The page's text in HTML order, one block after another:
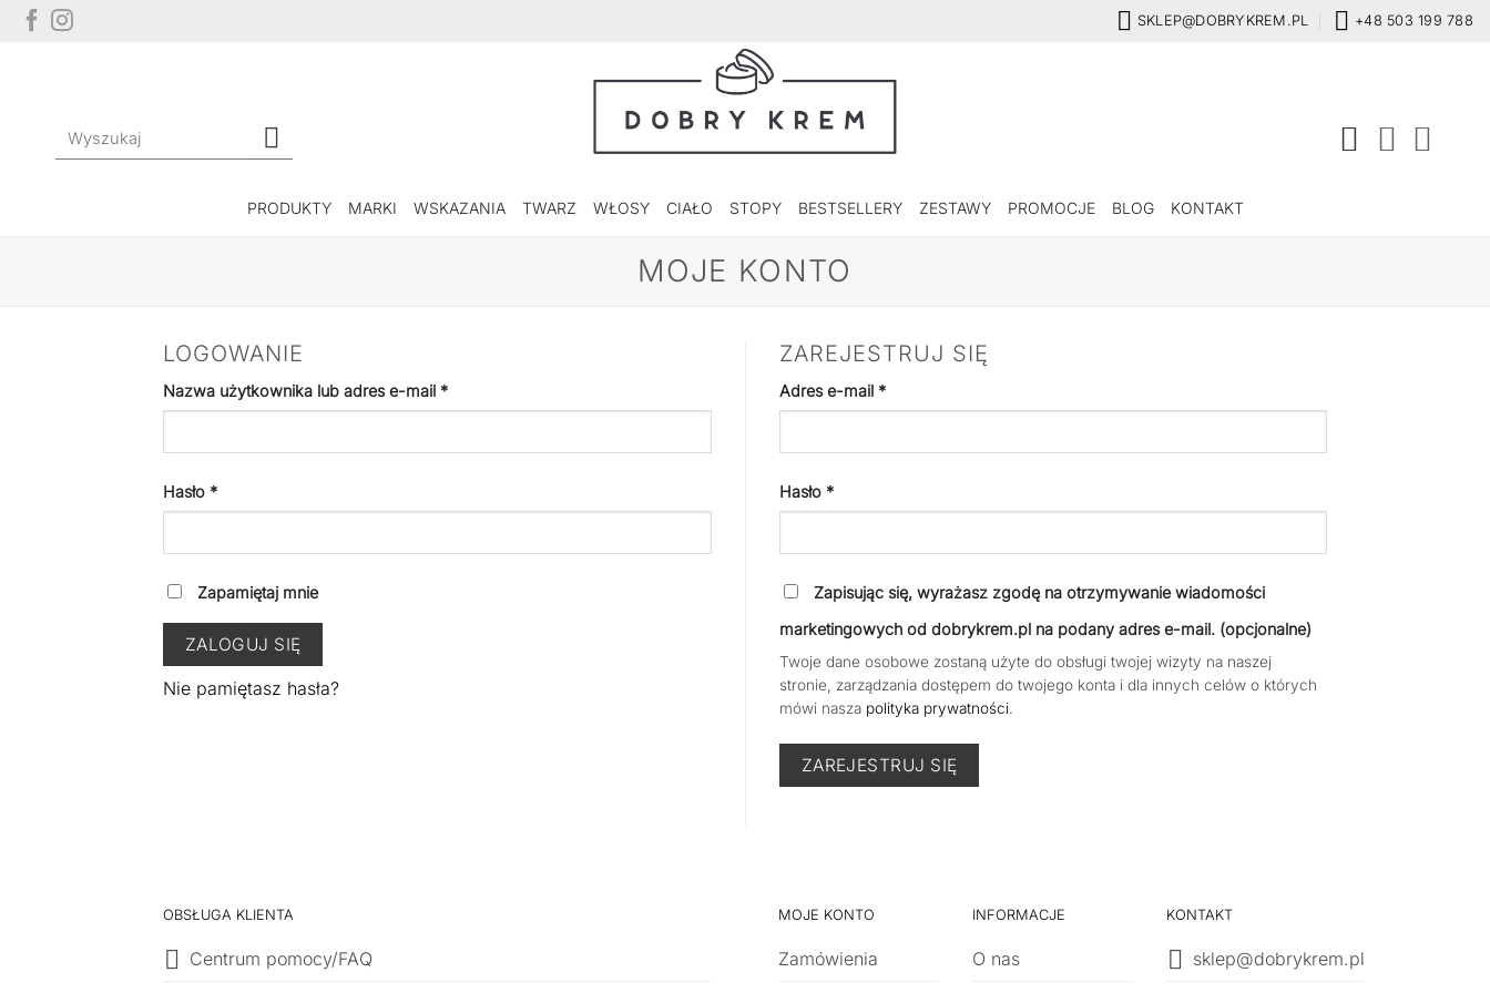
Przewiń
SKLEP@DOBRYKREM.PL +48 503 199 788
Szukaj:
PRODUKTY MARKI WSKAZANIA TWARZ WŁOSY CIAŁO STOPY BESTSELLERY ZESTAWY PROMOCJE BLOG KONTAKT
MOJE KONTO
LOGOWANIE
Nazwa użytkownika lub adres e-mail *Wymagane
Hasło *Wymagane
Zapamiętaj mnie
ZALOGUJ SIĘ
Nie pamiętasz hasła?
ZAREJESTRUJ SIĘ
Adres e-mail *Wymagane
Hasło *Wymagane
Zapisując się, wyrażasz zgodę na otrzymywanie wiadomości
marketingowych od dobrykrem.pl na podany adres e-mail. (opcjonalne)
Twoje dane osobowe zostaną użyte do obsługi twojej wizyty na naszej
stronie, zarządzania dostępem do twojego konta i dla innych celów o których
mówi nasza polityka prywatności.
ZAREJESTRUJ SIĘ
OBSŁUGA KLIENTA
Centrum pomocy/FAQ
MOJE KONTO
Zamówienia
INFORMACJE
O nas
KONTAKT
sklep@dobrykrem.pl